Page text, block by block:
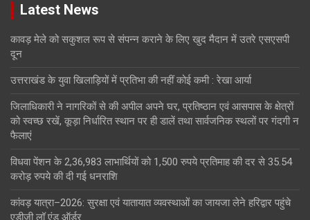
Latest News
कावड़ मेले को सकुशल रूप से संपन्न कराने के लिए खुद मैदान में उतरे एसएसपी
दून
उत्तराखंड के युवा खिलाड़ियों में प्रतिभा की नहीं कोई कमी : रेखा आर्या
जिलाधिकारी ने नागरिकों से की अपील अपने घर, प्रतिष्ठान एवं आसपास के क्षेत्रों
को स्वच्छ रखें, कूड़ा निर्धारित स्थान पर ही डालें तथा सार्वजनिक स्थलों पर गंदगी न
फैलाएं
विधवा पेंशन के 2,36,983 लाभार्थियों को 1,500 रुपये प्रतिमाह की दर से 35.54
करोड़ रुपये की दी गई धनराशि
कांवड़ यात्रा–2026: सुरक्षा एवं यातायात व्यवस्थाओं का जायजा लेने हरिद्वार पहुंचे
एडीजी लॉ एंड ऑर्डर